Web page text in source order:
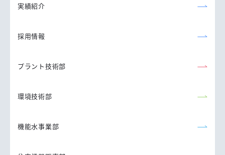
実績紹介
採用情報
プラント技術部
環境技術部
機能水事業部